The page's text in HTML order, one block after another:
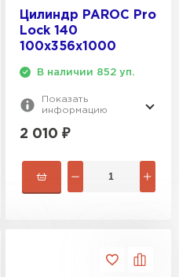
Цилиндр PAROC Pro
Lock 140
100х356х1000
В наличии 852 уп.
Показать
информацию
2 010 ₽